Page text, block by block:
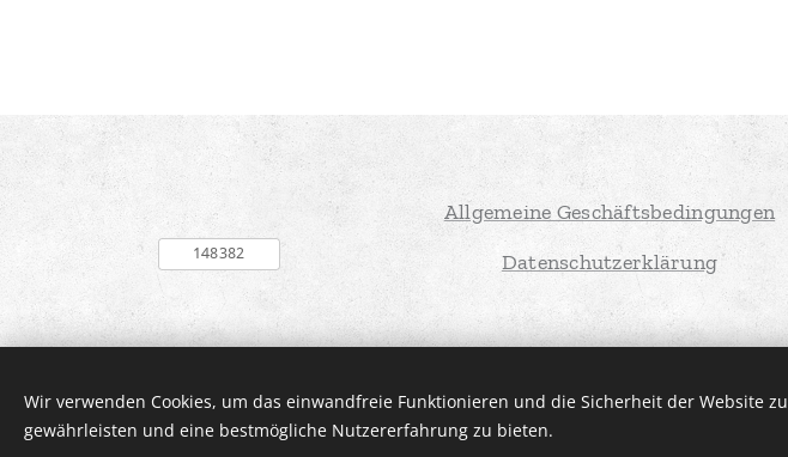
Allgemeine Geschäftsbedingungen
Datenschutzerklärung
Wir verwenden Cookies, um das einwandfreie Funktionieren und die Sicherheit der Website zu
gewährleisten und eine bestmögliche Nutzererfahrung zu bieten.